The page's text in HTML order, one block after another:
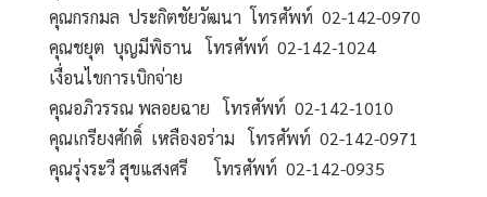
คุณกรกมล  ประกิตชัยวัฒนา  โทรศัพท์  02-142-0970
คุณชยุต  บุญมีพิธาน   โทรศัพท์  02-142-1024
เงื่อนไขการเบิกจ่าย
คุณอภิวรรณ พลอยฉาย   โทรศัพท์  02-142-1010
คุณเกรียงศักดิ์  เหลืองอร่าม   โทรศัพท์  02-142-0971
คุณรุ่งระวี สุขแสงศรี      โทรศัพท์  02-142-0935